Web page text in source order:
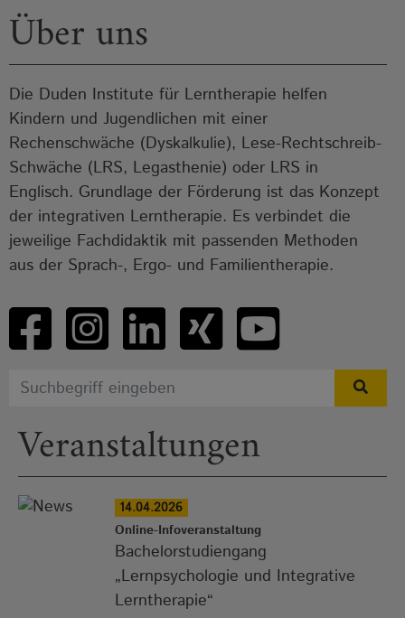
Über uns
Die Duden Institute für Lerntherapie helfen
Kindern und Jugendlichen mit einer
Rechenschwäche (Dyskalkulie), Lese-Rechtschreib-
Schwäche (LRS, Legasthenie) oder LRS in
Englisch. Grundlage der Förderung ist das Konzept
der integrativen Lerntherapie. Es verbindet die
jeweilige Fachdidaktik mit passenden Methoden
aus der Sprach-, Ergo- und Familientherapie.
Veranstaltungen
14.04.2026
Online-Infoveranstaltung
Bachelorstudiengang
„Lernpsychologie und Integrative
Lerntherapie“